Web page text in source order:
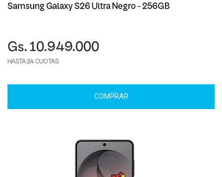
Samsung Galaxy S26 Ultra Negro - 256GB
Gs. 10.949.000
HASTA 24 CUOTAS
COMPRAR